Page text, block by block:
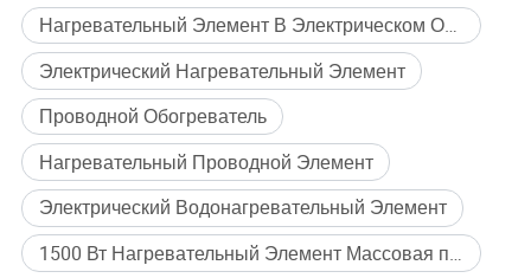
Нагревательный Элемент В Электрическом Обогревателе
Электрический Нагревательный Элемент
Проводной Обогреватель
Нагревательный Проводной Элемент
Электрический Водонагревательный Элемент
1500 Вт Нагревательный Элемент Массовая покупка